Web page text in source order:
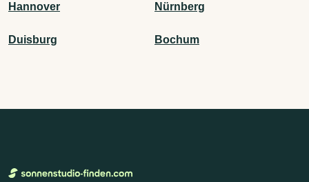
Hannover Nürnberg
Duisburg Bochum